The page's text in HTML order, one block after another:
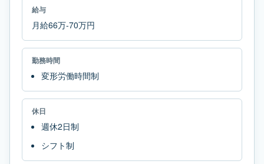
給与
月給66万-70万円
勤務時間
変形労働時間制
休日
週休2日制
シフト制